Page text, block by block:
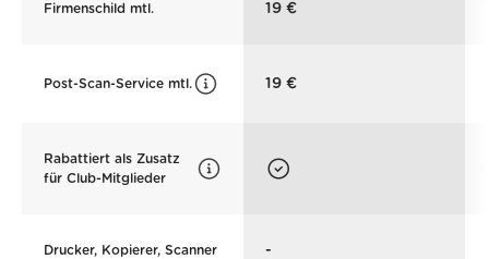
Firmenschild mtl. 19 €
Post-Scan-Service mtl. 19 €
Rabattiert als Zusatz
für Club-Mitglieder
Drucker, Kopierer, Scanner -